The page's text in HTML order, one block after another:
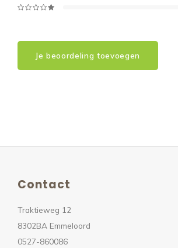
Je beoordeling toevoegen
Contact
Traktieweg 12
8302BA Emmeloord
0527-860086